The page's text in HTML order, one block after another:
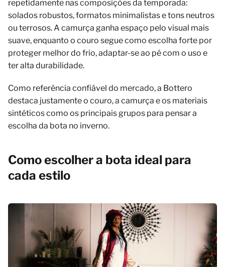
repetidamente nas composições da temporada:
solados robustos, formatos minimalistas e tons neutros
ou terrosos. A camurça ganha espaço pelo visual mais
suave, enquanto o couro segue como escolha forte por
proteger melhor do frio, adaptar-se ao pé com o uso e
ter alta durabilidade.
Como referência confiável do mercado, a Bottero
destaca justamente o couro, a camurça e os materiais
sintéticos como os principais grupos para pensar a
escolha da bota no inverno.
Como escolher a bota ideal para
cada estilo